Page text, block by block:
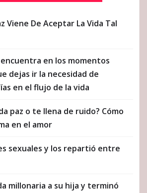
Viene De Aceptar La Vida Tal
en los momentos
dejas ir la necesidad de
en el flujo de la vida
paz o te llena de ruido? Cómo
en el amor
sexuales y los repartió entre
millonaria a su hija y terminó